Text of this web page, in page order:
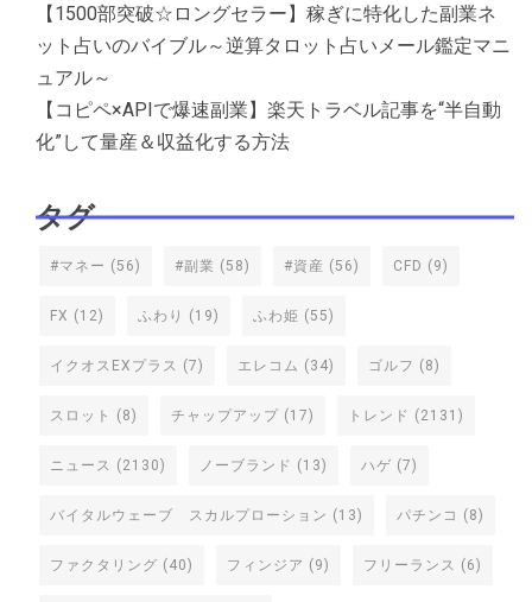
【1500部突破☆ロングセラー】稼ぎに特化した副業ネ
ット占いのバイブル～逆算タロット占いメール鑑定マニ
ュアル～
【コピペ×APIで爆速副業】楽天トラベル記事を“半自動
化”して量産＆収益化する方法
タグ
#マネー (56) #副業 (58) #資産 (56) CFD (9)
FX (12) ふわり (19) ふわ姫 (55)
イクオスEXプラス (7) エレコム (34) ゴルフ (8)
スロット (8) チャップアップ (17) トレンド (2131)
ニュース (2130) ノーブランド (13) ハゲ (7)
バイタルウェーブ スカルプローション (13) パチンコ (8)
ファクタリング (40) フィンジア (9) フリーランス (6)